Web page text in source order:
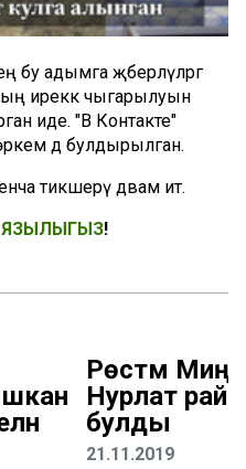
адымга җәберләүләргә
иреккә чыгарылуын
иде. "В Контакте"
дә булдырылган.
тикшерү дәвам итә.
ЯЗЫЛЫГЫЗ!
Рөстәм
Нурлат
булды
21.11.2019